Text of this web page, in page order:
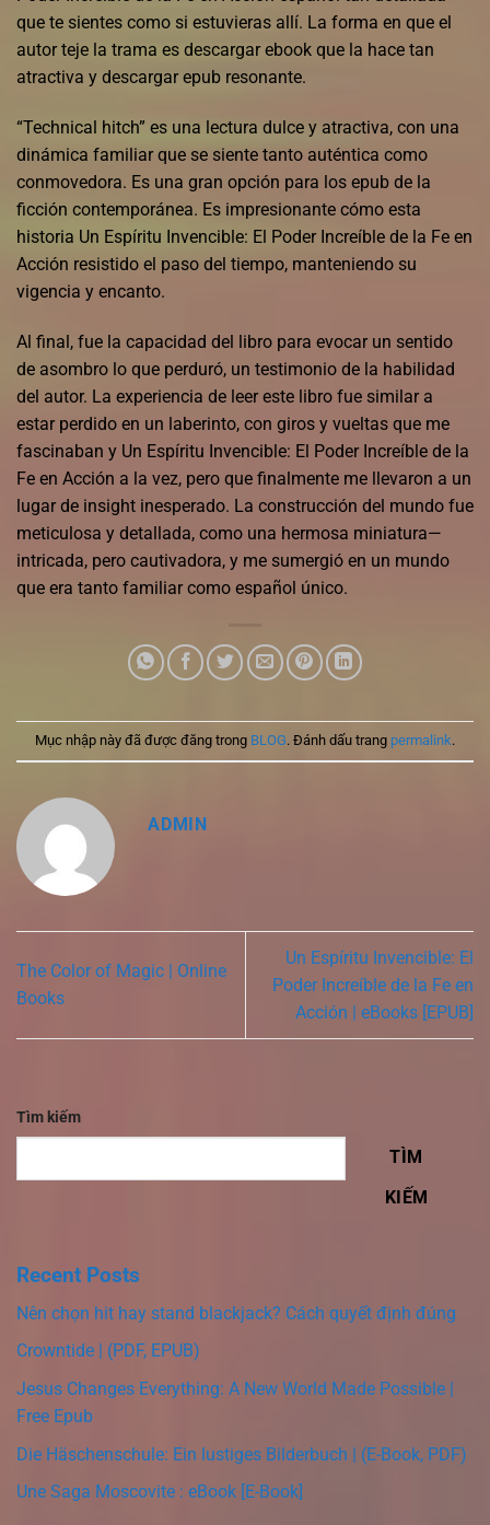
que te sientes como si estuvieras allí. La forma en que el
autor teje la trama es descargar ebook que la hace tan
atractiva y descargar epub resonante.
“Technical hitch” es una lectura dulce y atractiva, con una
dinámica familiar que se siente tanto auténtica como
conmovedora. Es una gran opción para los epub de la
ficción contemporánea. Es impresionante cómo esta
historia Un Espíritu Invencible: El Poder Increíble de la Fe en
Acción resistido el paso del tiempo, manteniendo su
vigencia y encanto.
Al final, fue la capacidad del libro para evocar un sentido
de asombro lo que perduró, un testimonio de la habilidad
del autor. La experiencia de leer este libro fue similar a
estar perdido en un laberinto, con giros y vueltas que me
fascinaban y Un Espíritu Invencible: El Poder Increíble de la
Fe en Acción a la vez, pero que finalmente me llevaron a un
lugar de insight inesperado. La construcción del mundo fue
meticulosa y detallada, como una hermosa miniatura—
intricada, pero cautivadora, y me sumergió en un mundo
que era tanto familiar como español único.
Mục nhập này đã được đăng trong BLOG. Đánh dấu trang permalink.
ADMIN
The Color of Magic | Online
Books
Un Espíritu Invencible: El
Poder Increíble de la Fe en
Acción | eBooks [EPUB]
Tìm kiếm
TÌM
KIẾM
Recent Posts
Nên chọn hit hay stand blackjack? Cách quyết định đúng
Crowntide | (PDF, EPUB)
Jesus Changes Everything: A New World Made Possible |
Free Epub
Die Häschenschule: Ein lustiges Bilderbuch | (E-Book, PDF)
Une Saga Moscovite : eBook [E-Book]